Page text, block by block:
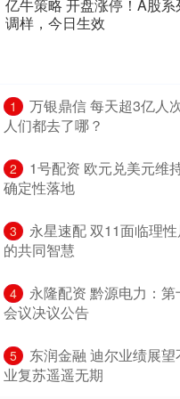
亿牛策略 开盘涨停！A股系
调样，今日生效
1
万银鼎信 每天超3亿人
人们都去了哪？
2
​1号配资 欧元兑美元维
确定性落地
3
永星速配 双11面临理
的共同智慧
4
永隆配资 黔源电力：
会议决议公告
5
东润金融 迪尔业绩展
业复苏遥遥无期